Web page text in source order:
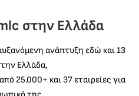
στην Ελλάδα
ανάπτυξη εδώ και 13
Ελλάδα,
25.000+ και 37 εταιρείες για